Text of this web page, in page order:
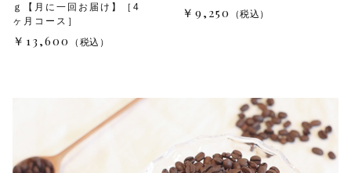
ｇ【月に一回お届け】［4
ヶ月コース］
￥13,600 （税込）
￥9,250 （税込）